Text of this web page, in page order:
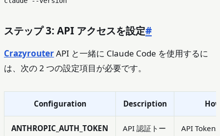
ステップ 3: API アクセスを設定#
CrazyrouterAPI と一緒に Claude Code を使用するに
は、次の 2 つの設定項目が必要です。
Configuration Description
ANTHROPIC_AUTH_TOKEN
API 認証トー
API